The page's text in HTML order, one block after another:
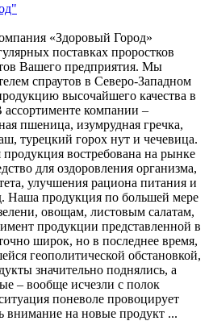
«Здоровый Город»
поставках проростков
Вашего предприятия. Мы
спраутов в Северо-Западном
высочайшего качества в
ассортименте компании –
пшеница, изумрудная гречка,
турецкий горох нут и чечевица.
востребована на рынке
для оздоровления организма,
улучшения рациона питания и
Наша продукция по большей мере
овощам, листовым салатам,
продукции представленной в
широк, но в последнее время,
геополитической обстановкой,
значительно поднялись, а
– вообще исчезли с полок
поневоле провоцирует
внимание на новые продукт ...